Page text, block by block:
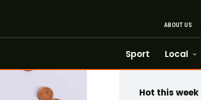
ABOUT US
Sport Local
Hot this week